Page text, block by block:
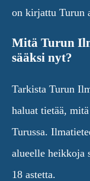
on kirjattu Turun
Mitä Turun
sääksi nyt?
Tarkista Turun
haluat tietää,
Turussa.
alueelle heikkoja
18 astetta.